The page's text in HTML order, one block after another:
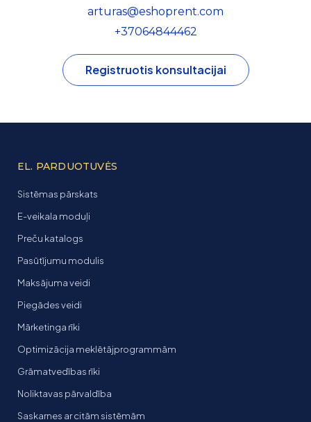
arturas@eshoprent.com
+37064844462
Registruotis konsultacijai
EL. PARDUOTUVĖS
Sistēmas pārskats
E-veikala moduļi
Preču katalogs
Pasūtījumu modulis
Maksājuma veidi
Piegādes veidi
Mārketinga rīki
Optimizācija meklētājprogrammām
Grāmatvedības rīki
Noliktavas pārvaldība
Saskarnes ar citām sistēmām